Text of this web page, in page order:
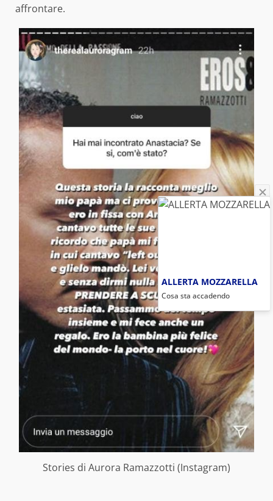
affrontare.
Stories di Aurora Ramazzotti (Instagram)
ALLERTA MOZZARELLA
Cosa sta accadendo